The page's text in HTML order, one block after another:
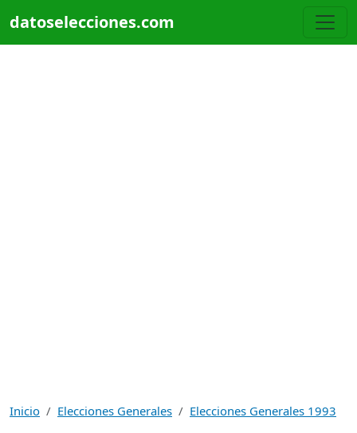
datoselecciones.com
Inicio Elecciones Generales Elecciones Generales 1993